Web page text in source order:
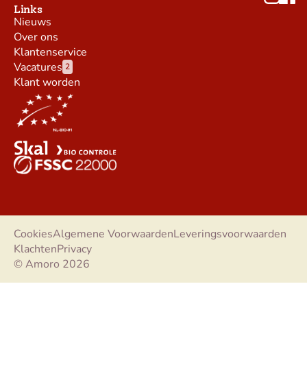
Links
Nieuws
Over ons
Klantenservice
Vacatures 2
Klant worden
© Amoro 2026
CookiesAlgemene VoorwaardenLeveringsvoorwaarden
KlachtenPrivacy